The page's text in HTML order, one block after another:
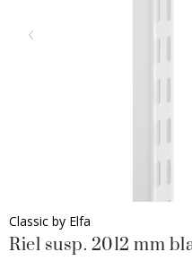
Classic by Elfa
Riel susp. 2012 mm